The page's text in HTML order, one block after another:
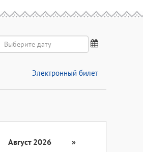
Электронный билет
Август 2026
»